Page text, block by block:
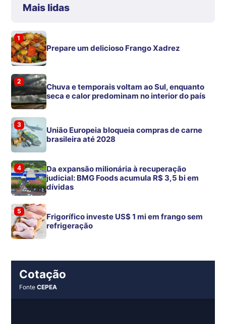
Mais lidas
1
Prepare um delicioso Frango Xadrez
2
Chuva e temporais voltam ao Sul, enquanto
seca e calor predominam no interior do país
3
União Europeia bloqueia compras de carne
brasileira até 2028
4
Da expansão milionária à recuperação
judicial: BMG Foods acumula R$ 3,5 bi em
dívidas
5
Frigorífico investe US$ 1 mi em frango sem
refrigeração
Cotação
FonteCEPEA